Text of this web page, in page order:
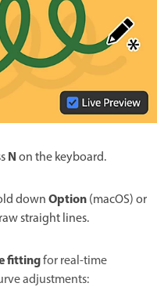
Non the keyboard.
downOption(macOS) or
straight lines.
fittingfor real-time
adjustments: